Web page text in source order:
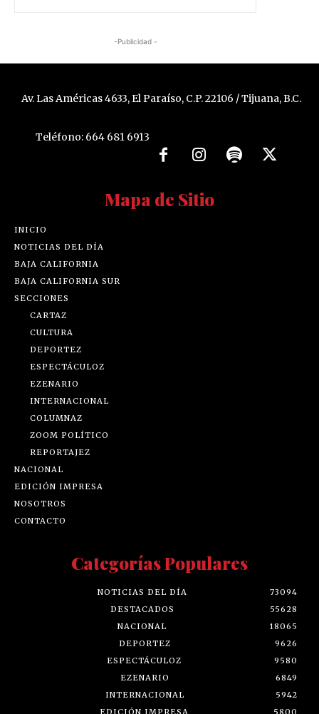
-Publicidad -
Av. Las Américas 4633, El Paraíso, C.P. 22106 / Tijuana, B.C.
Teléfono: 664 681 6913
Mapa de Sitio
INICIO
NOTICIAS DEL DÍA
BAJA CALIFORNIA
BAJA CALIFORNIA SUR
SECCIONES
CARTAZ
CULTURA
DEPORTEZ
ESPECTÁCULOZ
EZENARIO
INTERNACIONAL
COLUMNAZ
ZOOM POLÍTICO
REPORTAJEZ
NACIONAL
EDICIÓN IMPRESA
NOSOTROS
CONTACTO
Categorías Populares
NOTICIAS DEL DÍA
73094
DESTACADOS
55628
NACIONAL
18065
DEPORTEZ
9626
ESPECTÁCULOZ
9580
EZENARIO
6849
INTERNACIONAL
5942
EDICIÓN IMPRESA
5800